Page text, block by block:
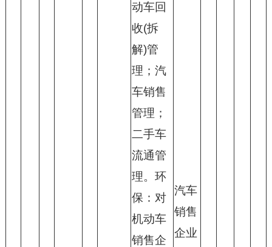
动车回
收(拆
解)管
理；汽
车销售
管理；
二手车
流通管
理。环
保：对
机动车
销售企
汽车
销售
企业